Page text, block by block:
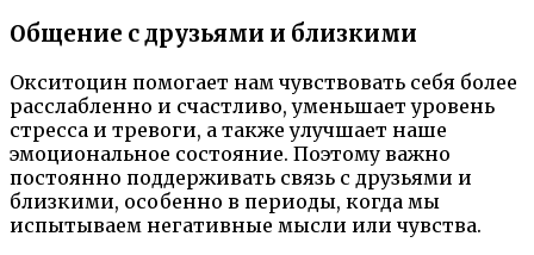
Общение с друзьями и близкими
Окситоцин помогает нам чувствовать себя более
расслабленно и счастливо, уменьшает уровень
стресса и тревоги, а также улучшает наше
эмоциональное состояние. Поэтому важно
постоянно поддерживать связь с друзьями и
близкими, особенно в периоды, когда мы
испытываем негативные мысли или чувства.